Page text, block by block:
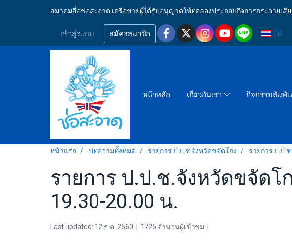
สมาคมสื่อช่อสะอาด เครือข่ายผู้ได้รับอนุญาตให้ทดลองประกอบกิจการกระจายเ
เข้าสู่ระบบ สมัครสมาชิก TH
หน้าหลัก เกี่ยวกับเรา กิจกรรมสัมพั
หน้าแรก บทความทั้งหมด รายการ ป.ป.ช.จังหวัดขจัดโกง รายการ ป.ป.
รายการ ป.ป.ช.จังหวัดขจัดโ
19.30-20.00 น.
Last updated: 12 ธ.ค. 2560 1725 จำนวนผู้เข้าชม